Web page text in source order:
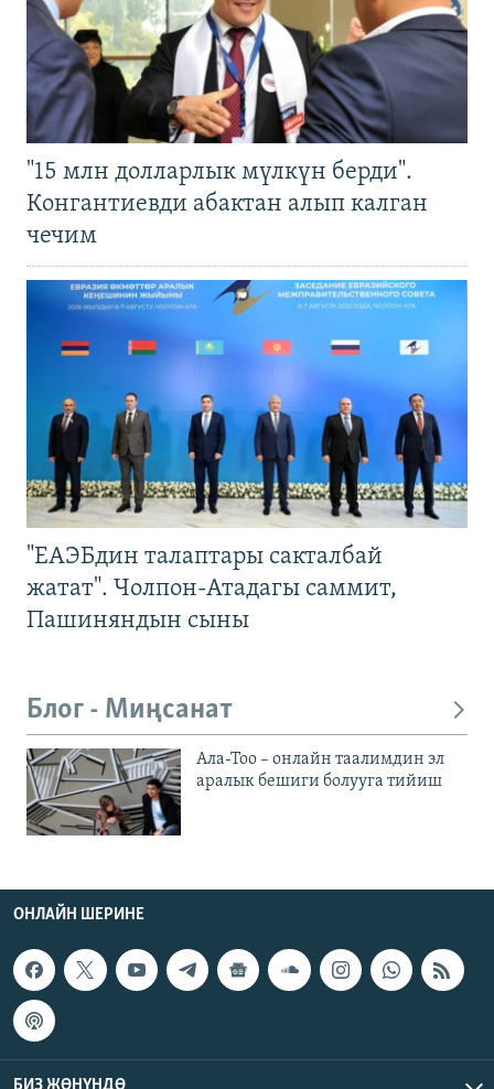
"15 млн долларлык мүлкүн берди".
Конгантиевди абактан алып калган
чечим
"ЕАЭБдин талаптары сакталбай
жатат". Чолпон-Атадагы саммит,
Пашиняндын сыны
Блог - Миңсанат
Ала-Тоо – онлайн таалимдин эл
аралык бешиги болууга тийиш
ОНЛАЙН ШЕРИНЕ